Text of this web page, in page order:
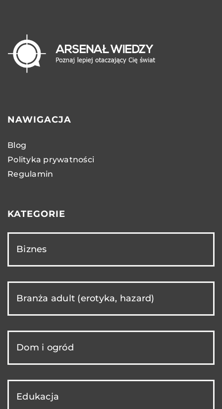
NAWIGACJA
Blog
Polityka prywatności
Regulamin
KATEGORIE
Biznes
Branża adult (erotyka, hazard)
Dom i ogród
Edukacja